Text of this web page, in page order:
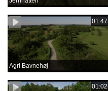
01:47
Agri Bavnehøj
01:02